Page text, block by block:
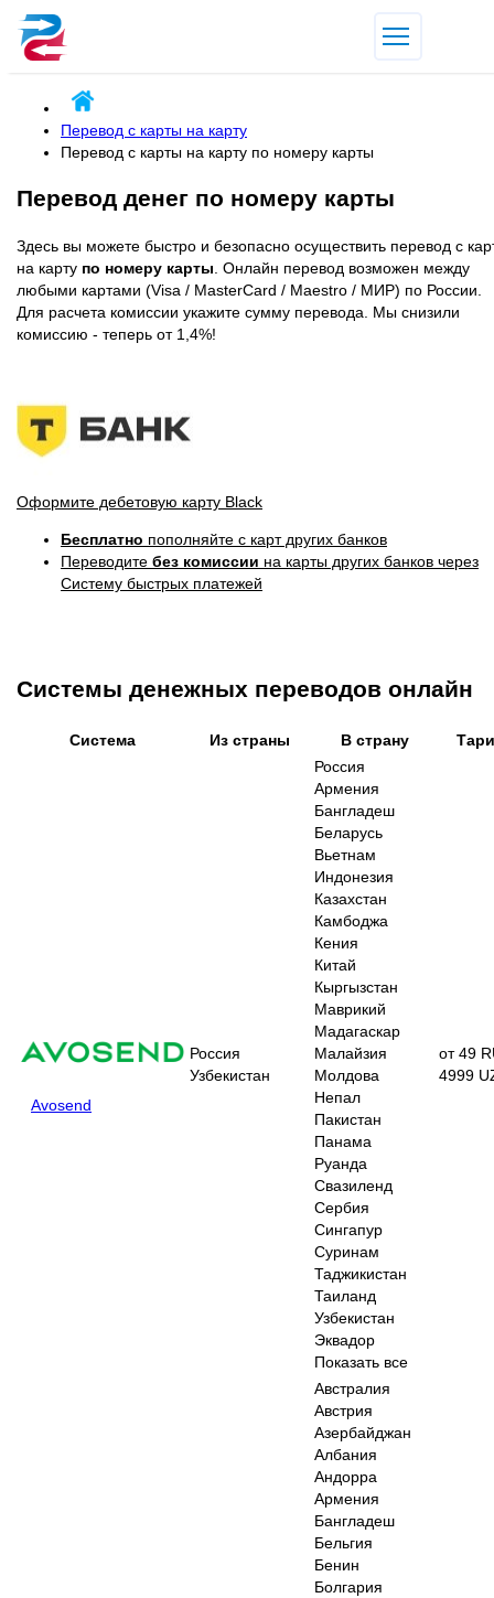
Перевод с карты на карту
Перевод с карты на карту по номеру карты
Перевод денег по номеру карты
Здесь вы можете быстро и безопасно осуществить перевод с
на карту по номеру карты . Онлайн перевод возможен между
любыми картами (Visa / MasterCard / Maestro / МИР) по России.
Для расчета комиссии укажите сумму перевода. Мы снизили
комиссию - теперь от 1,4%!
Оформите дебетовую карту Black
Бесплатно пополняйте с карт других банков
Переводите без комиссии на карты других банков через
Систему быстрых платежей
Системы денежных переводов онлайн
Сиcтема Из страны В страну
Avosend
Россия
Узбекистан
Россия
Армения
Бангладеш
Беларусь
Вьетнам
Индонезия
Казахстан
Камбоджа
Кения
Китай
Кыргызстан
Маврикий
Мадагаскар
Малайзия
Молдова
Непал
Пакистан
Панама
Руанда
Свазиленд
Сербия
Сингапур
Суринам
Таджикистан
Таиланд
Узбекистан
Эквадор
Показать все
от 49
4999
Австралия
Австрия
Азербайджан
Албания
Андорра
Армения
Бангладеш
Бельгия
Бенин
Болгария